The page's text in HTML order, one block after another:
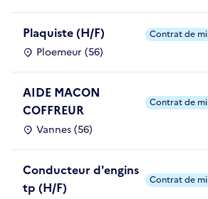
Plaquiste (H/F)
Ploemeur (56)
Contrat de
AIDE MACON
COFFREUR
Vannes (56)
Contrat de
Conducteur d'engins
tp (H/F)
Contrat de